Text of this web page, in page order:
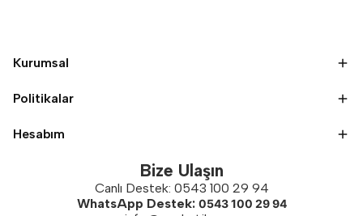
Kurumsal
Politikalar
Hesabım
Bize Ulaşın
Canlı Destek: 0543 100 29 94
WhatsApp Destek: 0543 100 29 94